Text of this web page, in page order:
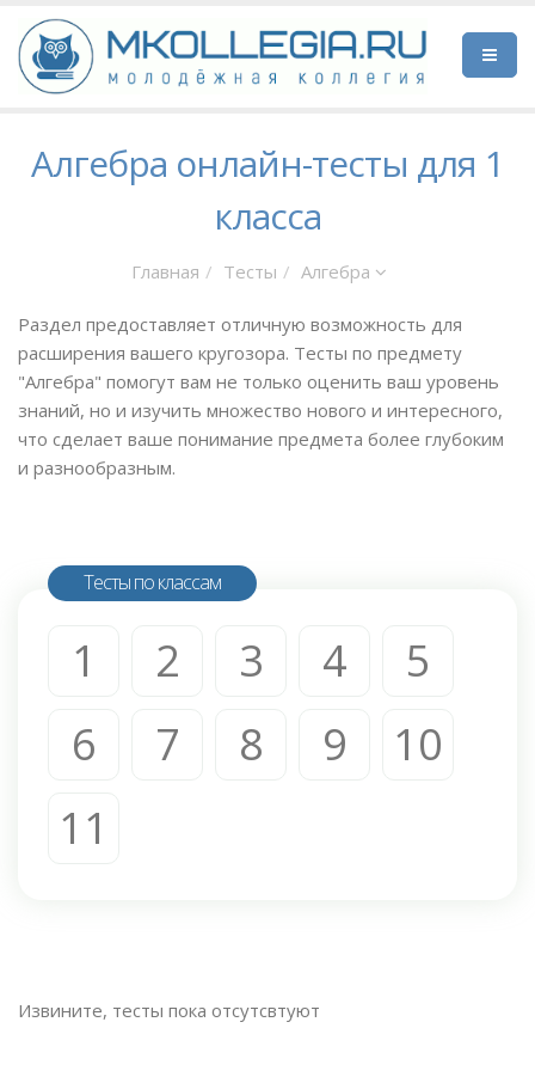
Алгебра онлайн-тесты для 1
класса
Главная Тесты Алгебра
Раздел предоставляет отличную возможность для
расширения вашего кругозора. Тесты по предмету
"Алгебра" помогут вам не только оценить ваш уровень
знаний, но и изучить множество нового и интересного,
что сделает ваше понимание предмета более глубоким
и разнообразным.
Тесты по классам
1 2 3 4
5
6
7 8 9
10
11
Извините, тесты пока отсутсвтуют